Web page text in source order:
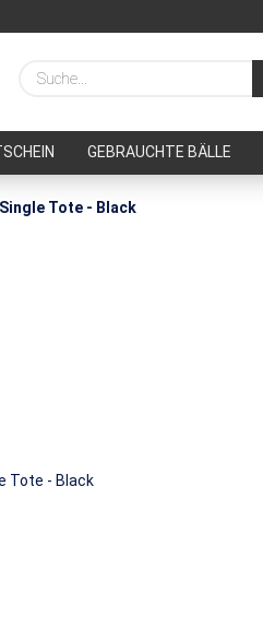
GEBRAUCHTE BÄLLE
Single Tote - Black